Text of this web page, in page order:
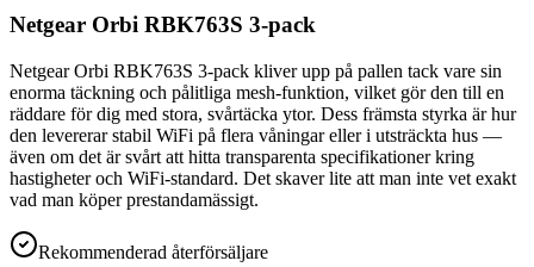
Netgear Orbi RBK763S 3-pack
Netgear Orbi RBK763S 3-pack kliver upp på pallen tack vare sin
enorma täckning och pålitliga mesh-funktion, vilket gör den till en
räddare för dig med stora, svårtäcka ytor. Dess främsta styrka är hur
den levererar stabil WiFi på flera våningar eller i utsträckta hus —
även om det är svårt att hitta transparenta specifikationer kring
hastigheter och WiFi-standard. Det skaver lite att man inte vet exakt
vad man köper prestandamässigt.
Rekommenderad återförsäljare